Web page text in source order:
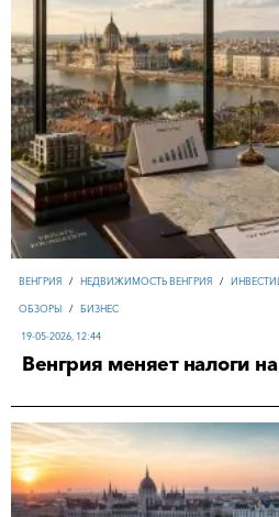
ВЕНГРИЯ / НЕДВИЖИМОСТЬ ВЕНГРИЯ /
ОБЗОРЫ / БИЗНЕС
19-05-2026, 12:44
Венгрия меняет налоги на